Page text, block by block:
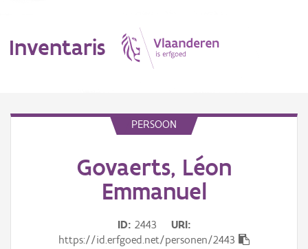
Inventaris
PERSOON
Govaerts, Léon
Emmanuel
ID 2443
URI
https://id.erfgoed.net/personen/2443